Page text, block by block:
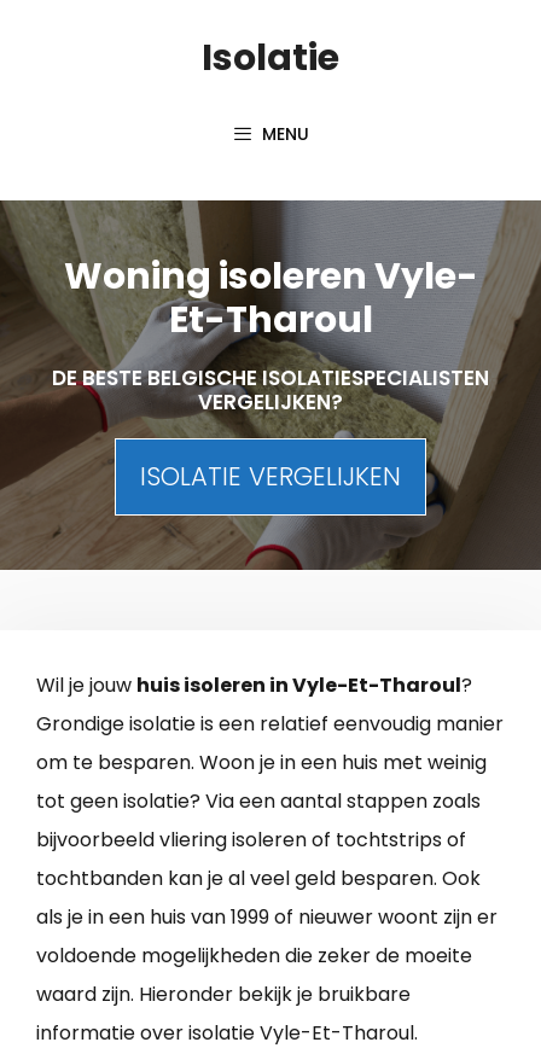
Isolatie
MENU
Woning isoleren Vyle-
Et-Tharoul
DE BESTE BELGISCHE ISOLATIESPECIALISTEN
VERGELIJKEN?
ISOLATIE VERGELIJKEN
Wil je jouw huis isoleren in Vyle-Et-Tharoul?
Grondige isolatie is een relatief eenvoudig manier
om te besparen. Woon je in een huis met weinig
tot geen isolatie? Via een aantal stappen zoals
bijvoorbeeld vliering isoleren of tochtstrips of
tochtbanden kan je al veel geld besparen. Ook
als je in een huis van 1999 of nieuwer woont zijn er
voldoende mogelijkheden die zeker de moeite
waard zijn. Hieronder bekijk je bruikbare
informatie over isolatie Vyle-Et-Tharoul.